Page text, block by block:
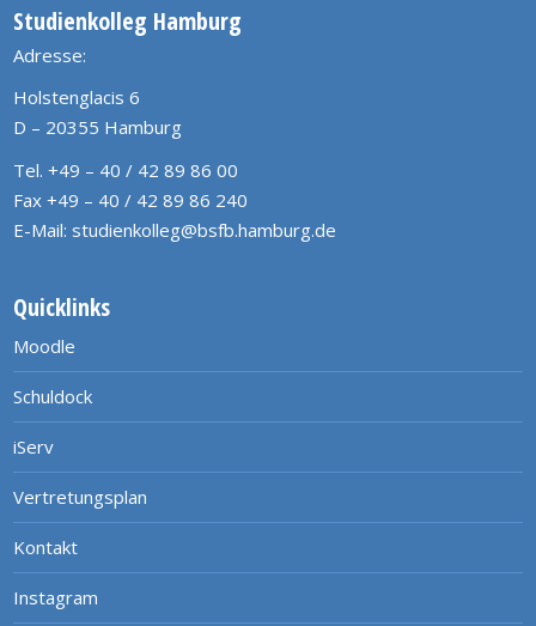
Studienkolleg Hamburg
Adresse:
Holstenglacis 6
D – 20355 Hamburg
Tel. +49 – 40 / 42 89 86 00
Fax +49 – 40 / 42 89 86 240
E-Mail: studienkolleg@bsfb.hamburg.de
Quicklinks
Moodle
Schuldock
iServ
Vertretungsplan
Kontakt
Instagram